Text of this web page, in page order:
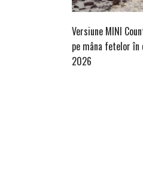
Versiune MINI
pe mâna fetelor
2026